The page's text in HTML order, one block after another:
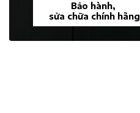
Bảo hành,
sửa chữa chính hãng